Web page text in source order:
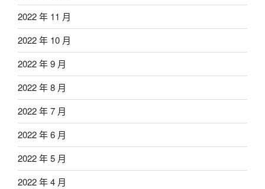
2022 年 11 月
2022 年 10 月
2022 年 9 月
2022 年 8 月
2022 年 7 月
2022 年 6 月
2022 年 5 月
2022 年 4 月